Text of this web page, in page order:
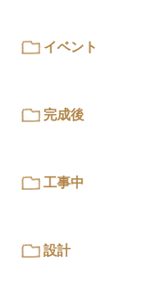
イベント
完成後
工事中
設計